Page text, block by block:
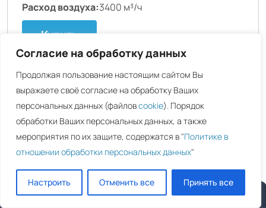
Согласие на обработку данных
Продолжая пользование настоящим сайтом Вы
выражаете своё согласие на обработку Ваших
персональных данных (файловcookie). Порядок
обработки Ваших персональных данных, а также
мероприятия по их защите, содержатся в "Политике в
отношении обработки персональных данных"
Настроить Отменить все Принять все
Расход воздуха:3400 м³/ч
Купить
Позвонить Задать вопрос